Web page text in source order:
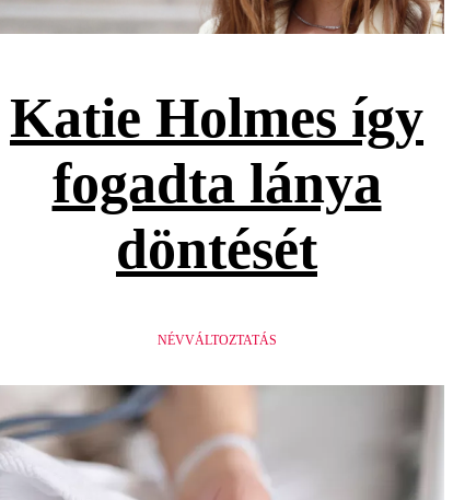
Katie Holmes így
fogadta lánya
döntését
NÉVVÁLTOZTATÁS